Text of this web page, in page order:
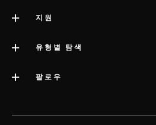
LELO 소개
우수 기업 상
지원
고객 지원
유형별 탐색
카테고리
팔로우